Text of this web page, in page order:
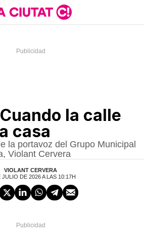
la calle
casa
la portavoz del Grupo Municipal
Violant Cervera
VIOLANT CERVERA
JULIO DE 2026 A LAS 10:17H